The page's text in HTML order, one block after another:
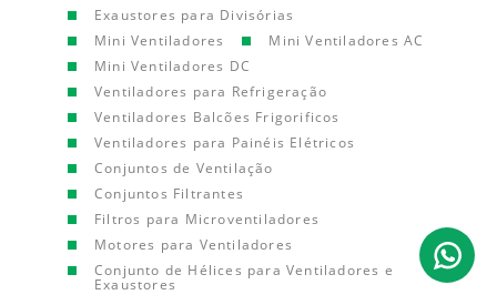
Exaustores para Divisórias
Mini Ventiladores
Mini Ventiladores AC
Mini Ventiladores DC
Ventiladores para Refrigeração
Ventiladores Balcões Frigorificos
Ventiladores para Painéis Elétricos
Conjuntos de Ventilação
Conjuntos Filtrantes
Filtros para Microventiladores
Motores para Ventiladores
Conjunto de Hélices para Ventiladores e
Exaustores